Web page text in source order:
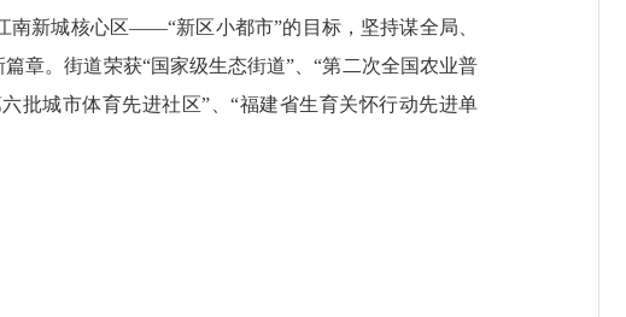
新城核心区——“新区小都市”的目标，坚持谋全局、
章。街道荣获“国家级生态街道”、“第二次全国农业普
批城市体育先进社区”、“福建省生育关怀行动先进单